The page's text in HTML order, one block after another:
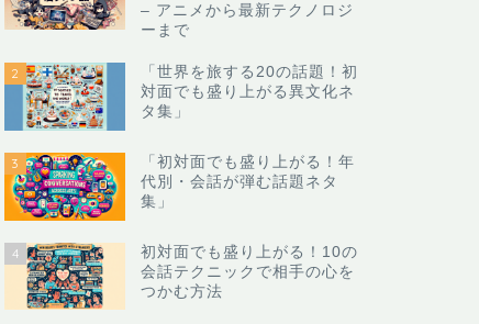
– アニメから最新テクノロジ
ーまで
2
「世界を旅する20の話題！初
対面でも盛り上がる異文化ネ
タ集」
3
「初対面でも盛り上がる！年
代別・会話が弾む話題ネタ
集」
4
初対面でも盛り上がる！10の
会話テクニックで相手の心を
つかむ方法